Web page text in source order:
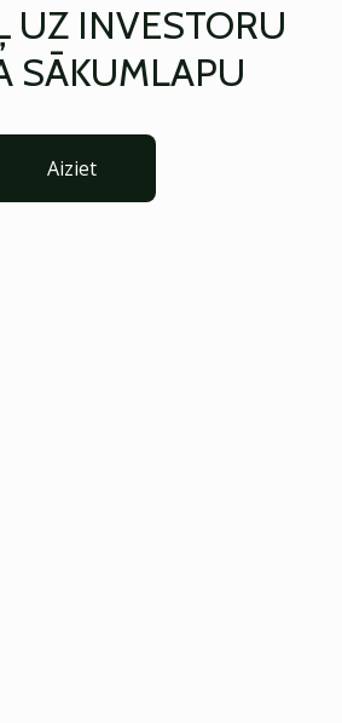
UZ INVESTORU
SĀKUMLAPU
Aiziet